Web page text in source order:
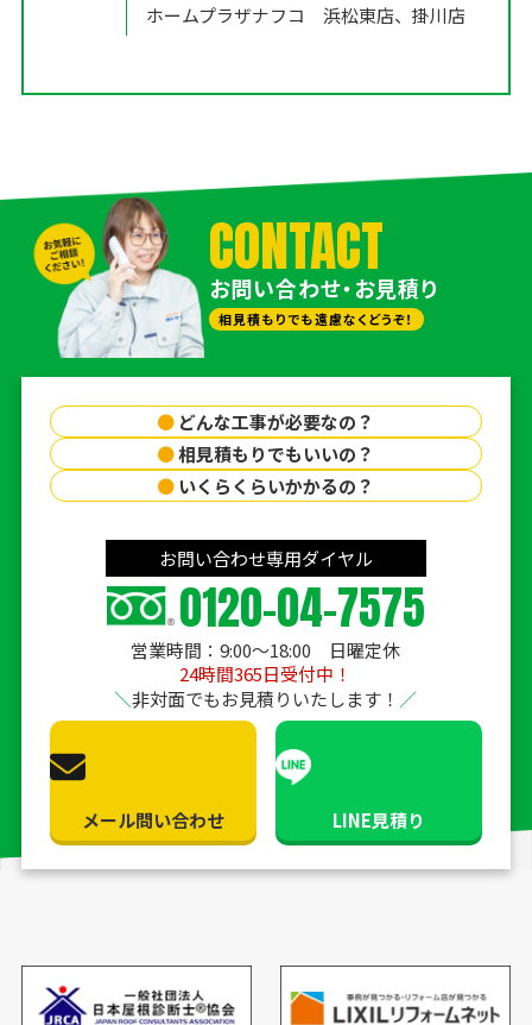
ホームプラザナフコ 浜松東店、掛川店
CONTACT
お問い合わせ・お見積り
相見積もりでも遠慮なくどうぞ！
● どんな工事が必要なの？
●相見積もりでもいいの？
● いくらくらいかかるの？
お問い合わせ専用ダイヤル
0120-04-7575
営業時間：9:00〜18:00 日曜定休
24時間365日受付中！
非対面でもお見積りいたします！
メール問い合わせ LINE見積り